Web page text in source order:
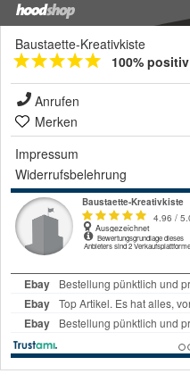
Baustaette-Kreativkiste
100% positiv
Anrufen
Merken
Impressum
Widerrufsbelehrung